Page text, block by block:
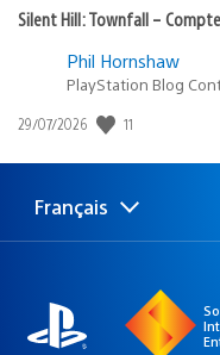
Silent Hill: Townfall –
Phil Hornshaw
PlayStation Blog
Date
publication
29/07/2026 11
Choisir
Région
Français